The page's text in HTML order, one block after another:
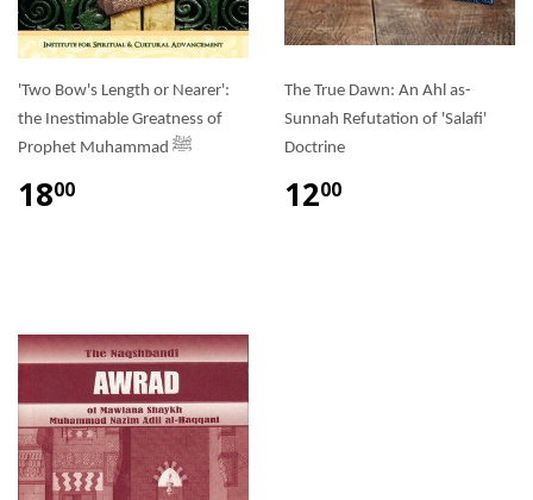
'Two Bow's Length or Nearer':
the Inestimable Greatness of
Prophet Muhammad ﷺ
1800
The True Dawn: An Ahl as-
Sunnah Refutation of 'Salafi'
Doctrine
1200